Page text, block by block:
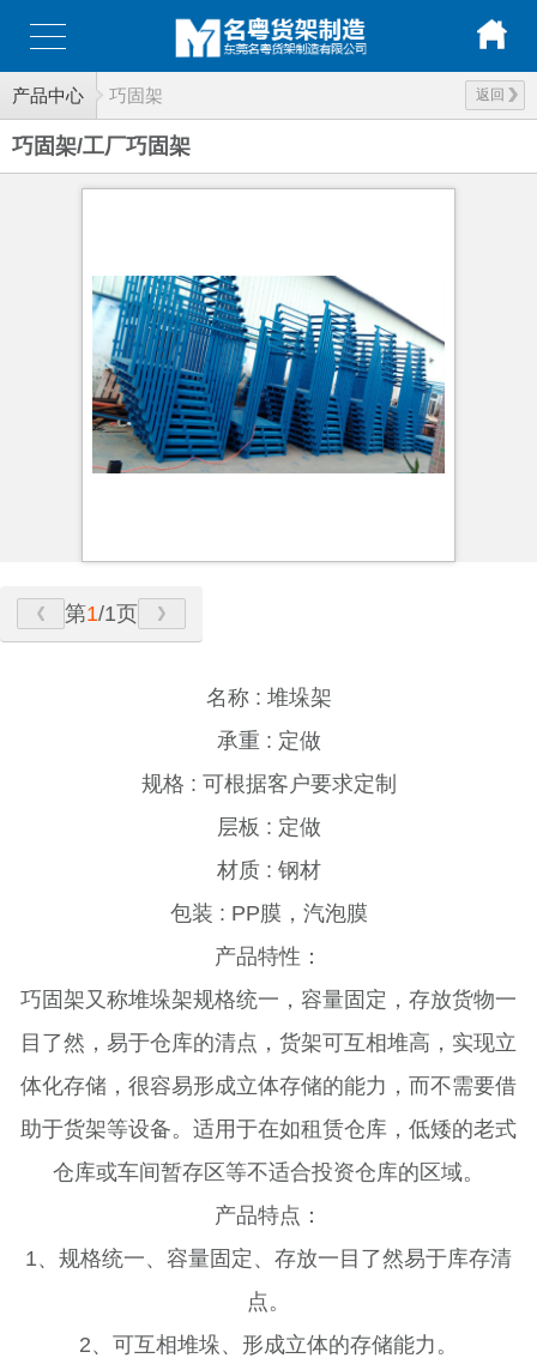
产品中心 返回
巧固架
巧固架/工厂巧固架
第1/1页
名称 : 堆垛架
承重 : 定做
规格 : 可根据客户要求定制
层板 : 定做
材质 : 钢材
包装 : PP膜，汽泡膜
产品特性：
巧固架又称堆垛架规格统一，容量固定，存放货物一
目了然，易于仓库的清点，货架可互相堆高，实现立
体化存储，很容易形成立体存储的能力，而不需要借
助于货架等设备。适用于在如租赁仓库，低矮的老式
仓库或车间暂存区等不适合投资仓库的区域。
产品特点：
1、规格统一、容量固定、存放一目了然易于库存清
点。
2、可互相堆垛、形成立体的存储能力。